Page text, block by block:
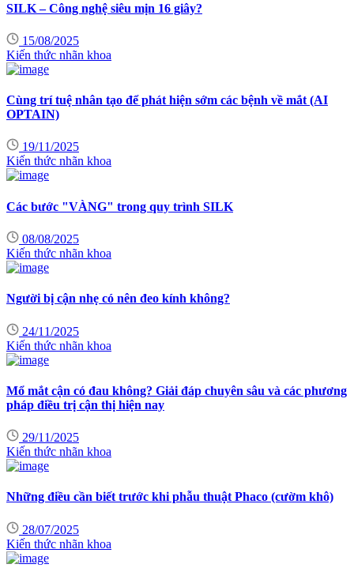
SILK – Công nghệ siêu mịn 16 giây?
15/08/2025
Kiến thức nhãn khoa
Cùng trí tuệ nhân tạo để phát hiện sớm các bệnh về mắt (AI
OPTAIN)
19/11/2025
Kiến thức nhãn khoa
Các bước "VÀNG" trong quy trình SILK
08/08/2025
Kiến thức nhãn khoa
Người bị cận nhẹ có nên đeo kính không?
24/11/2025
Kiến thức nhãn khoa
Mổ mắt cận có đau không? Giải đáp chuyên sâu và các phương
pháp điều trị cận thị hiện nay
29/11/2025
Kiến thức nhãn khoa
Những điều cần biết trước khi phẫu thuật Phaco (cườm khô)
28/07/2025
Kiến thức nhãn khoa